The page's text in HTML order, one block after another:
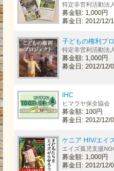
特定非営利活動法
募金額: 1,000円
募金日: 2012/12/
子どもの権利プ
特定非営利活動法
募金額: 1,000円
募金日: 2012/12/
IHC
ヒマラヤ保全協会
募金額: 100円
募金日: 2012/12/
ケニア HIV/エイ
エイズ孤児支援
募金額: 1,000円
募金日: 2012/12/